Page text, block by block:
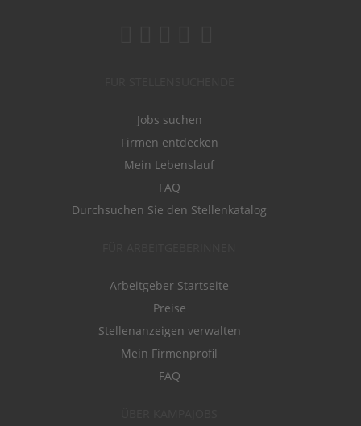
Jobs suchen
Firmen entdecken
Mein Lebenslauf
FAQ
Durchsuchen Sie den Stellenkatalog
Arbeitgeber Startseite
Preise
Stellenanzeigen verwalten
Mein Firmenprofil
FAQ